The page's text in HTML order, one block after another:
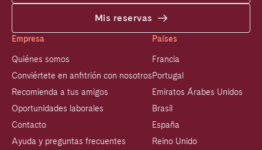
Mis reservas
Empresa
Quiénes somos
Conviértete en anfitrión con nosotros
Recomienda a tus amigos
Oportunidades laborales
Contacto
Ayuda y preguntas frecuentes
Países
Francia
Portugal
Emiratos Árabes Unidos
Brasil
España
Reino Unido